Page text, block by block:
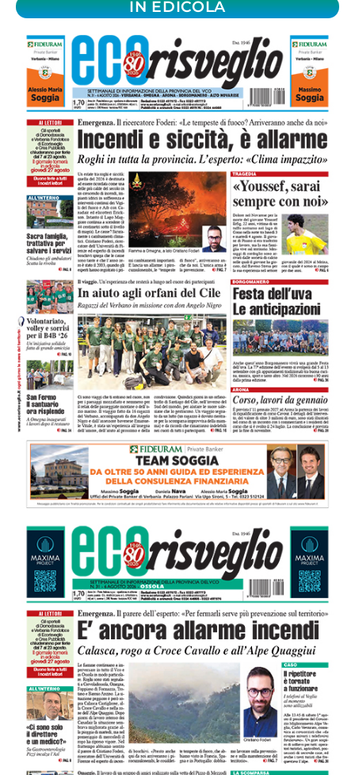
IN EDICOLA